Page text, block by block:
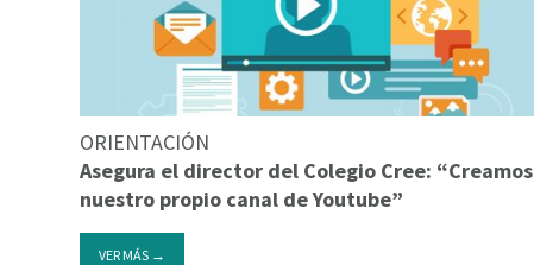
ORIENTACIÓN
Asegura el director del Colegio Cree: “Creamos
nuestro propio canal de Youtube”
VER MÁS →